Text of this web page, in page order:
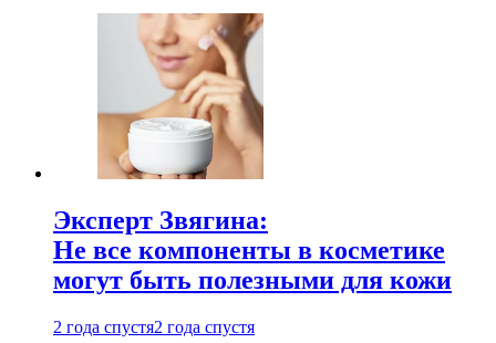
Эксперт Звягина:
Не все компоненты в косметике
могут быть полезными для кожи
2 года спустя2 года спустя